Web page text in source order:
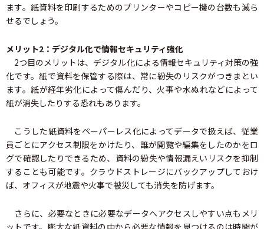
ます。紙資料を印刷するためのプリンターやコピー機の台数も減ら
せるでしょう。
メリット2：デジタル化で情報セキュリティ強化
2つ目のメリットは、デジタル化による情報セキュリティ対策の強
化です。紙で資料を保管する際は、常に紛失のリスクがつきまとい
ます。紙が経年劣化によって傷んだり、火事や水ぬれなどによって
紙が消失したりする恐れもあります。
こうした紙資料をペーパーレス化によってデータで扱えば、従業
員ごとにアクセス制限をかけたり、誰が閲覧や編集をしたのかをロ
グで確認したりできるため、資料の紛失や情報漏えいリスクを抑制
することも可能です。クラウドストレージにバックアップしておけ
ば、オフィスが地震や火事で被災しても消失を防げます。
さらに、必要なときに必要なデータへアクセスしやすい点もメリ
ットです。膨大な紙資料の中から必要な情報を見つけるのは時間が